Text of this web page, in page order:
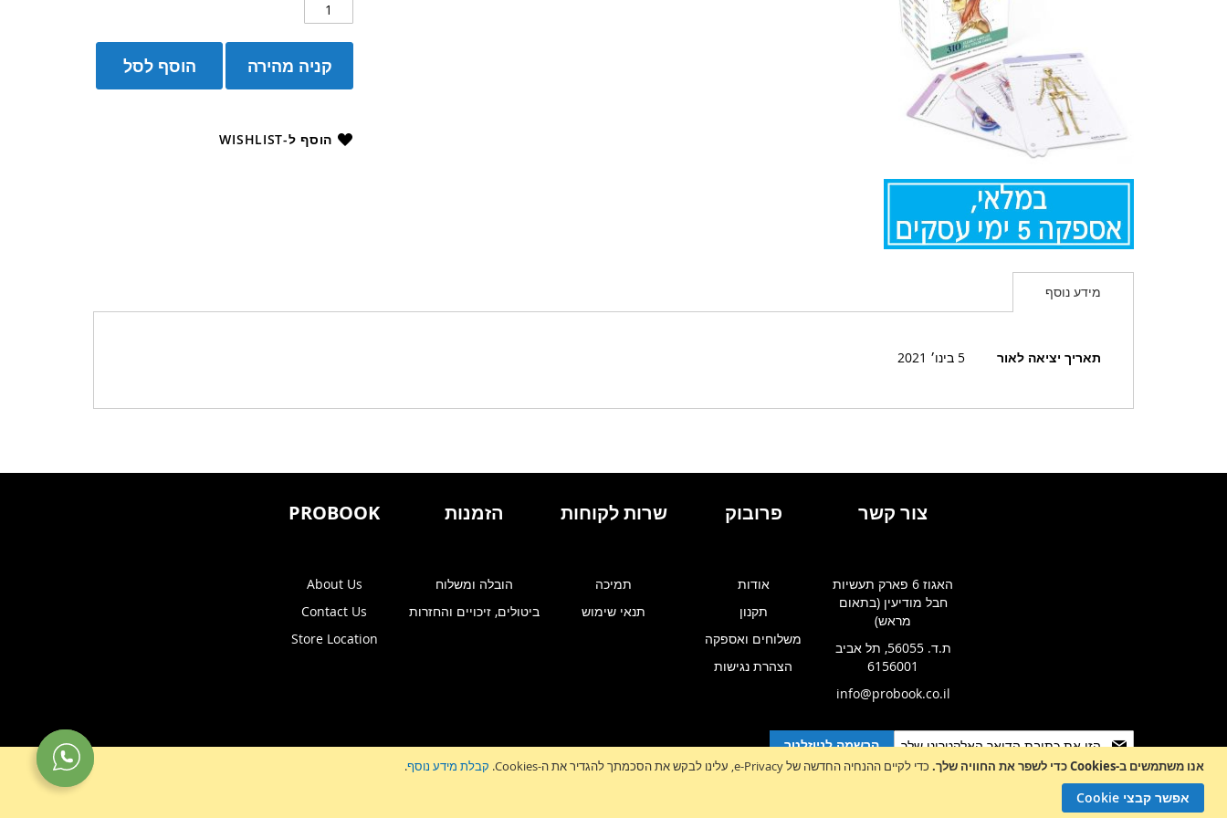
אנו משתמשים ב-Cookies כדי לשפר את החוויה שלך. כדי לקיים ההנחיה החדשה של e-Privacy, עלינו לבקש את הסכמתך להגדיר את ה-Cookies. קבלת מידע נוסף.
אפשר קבצי Cookie
הוסף לסל קניה מהירה
הוסף ל-WISHLIST
להתחלה
מידע נוסף
מידע
תאריך יציאה לאור 5 בינו׳ 2021
Sign
for
Our
Newsletter:
הרשמה לניוזלטר
צור קשר
האגוז 6 פארק תעשיות
חבל מודיעין (בתאום
מראש)
ת.ד. 56055, תל אביב
6156001
info@probook.co.il
פרובוק
אודות
תקנון
משלוחים ואספקה
הצהרת נגישות
שרות לקוחות
תמיכה
תנאי שימוש
הזמנות
הובלה ומשלוח
ביטולים, זיכויים והחזרות
PROBOOK
About Us
Contact Us
Store Location